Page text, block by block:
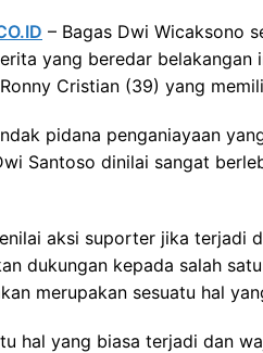
– Bagas Dwi Wicaksono
yang beredar belakangan
Cristian (39) yang
pidana penganiayaan
Santoso dinilai sangat
aksi suporter jika terjadi
dukungan kepada salah
merupakan sesuatu hal
hal yang biasa terjadi dan